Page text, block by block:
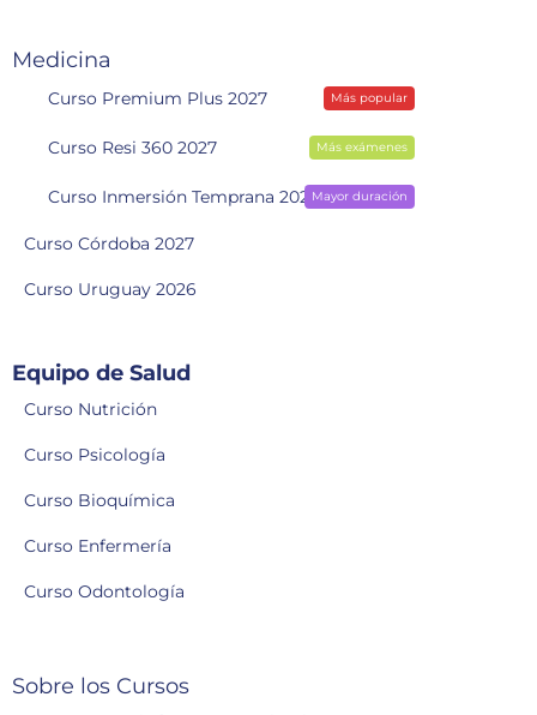
Medicina
Curso Premium Plus 2027 Más popular
Curso Resi 360 2027 Más exámenes
Curso Inmersión Temprana 2028Mayor duración
Curso Córdoba 2027
Curso Uruguay 2026
Equipo de Salud
Curso Nutrición
Curso Psicología
Curso Bioquímica
Curso Enfermería
Curso Odontología
Sobre los Cursos